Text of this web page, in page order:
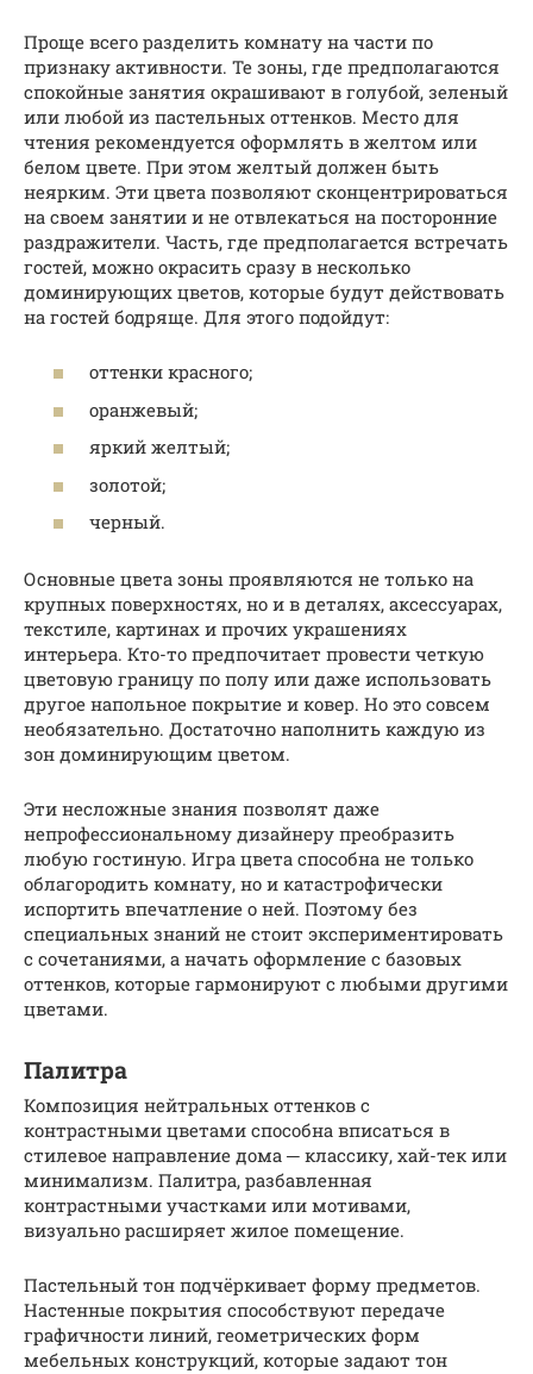
Проще всего разделить комнату на части по
признаку активности. Те зоны, где предполагаются
спокойные занятия окрашивают в голубой, зеленый
или любой из пастельных оттенков. Место для
чтения рекомендуется оформлять в желтом или
белом цвете. При этом желтый должен быть
неярким. Эти цвета позволяют сконцентрироваться
на своем занятии и не отвлекаться на посторонние
раздражители. Часть, где предполагается встречать
гостей, можно окрасить сразу в несколько
доминирующих цветов, которые будут действовать
на гостей бодряще. Для этого подойдут:
оттенки красного;
оранжевый;
яркий желтый;
золотой;
черный.
Основные цвета зоны проявляются не только на
крупных поверхностях, но и в деталях, аксессуарах,
текстиле, картинах и прочих украшениях
интерьера. Кто-то предпочитает провести четкую
цветовую границу по полу или даже использовать
другое напольное покрытие и ковер. Но это совсем
необязательно. Достаточно наполнить каждую из
зон доминирующим цветом.
Эти несложные знания позволят даже
непрофессиональному дизайнеру преобразить
любую гостиную. Игра цвета способна не только
облагородить комнату, но и катастрофически
испортить впечатление о ней. Поэтому без
специальных знаний не стоит экспериментировать
с сочетаниями, а начать оформление с базовых
оттенков, которые гармонируют с любыми другими
цветами.
Палитра
Композиция нейтральных оттенков с
контрастными цветами способна вписаться в
стилевое направление дома ─ классику, хай-тек или
минимализм. Палитра, разбавленная
контрастными участками или мотивами,
визуально расширяет жилое помещение.
Пастельный тон подчёркивает форму предметов.
Настенные покрытия способствуют передаче
графичности линий, геометрических форм
мебельных конструкций, которые задают тон